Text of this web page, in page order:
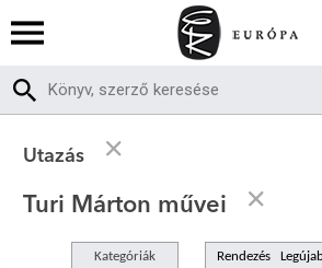
Utazás
Turi Márton művei
Kategóriák Rendezés